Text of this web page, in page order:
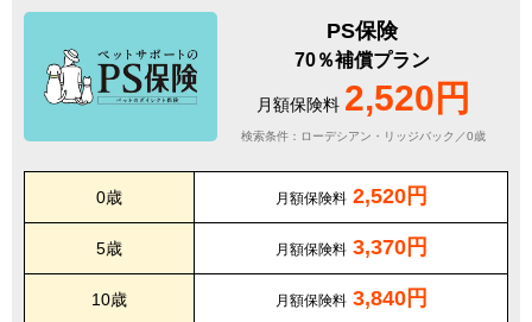
PS保険
70％補償プラン
月額保険料 2,520円
検索条件：ローデシアン・リッジバック／0歳
0歳 月額保険料 2,520円
5歳 月額保険料 3,370円
10歳 月額保険料 3,840円